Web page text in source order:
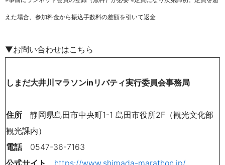
えた場合、参加料金から振込手数料の差額を引いて返金
▼お問い合わせはこちら
しまだ大井川マラソンinリバティ実行委員会事務局
住所 静岡県島田市中央町1-1 島田市役所2F（観光文化部
観光課内）
電話0547-36-7163
公式サイト
https://www.shimada-marathon.jp/